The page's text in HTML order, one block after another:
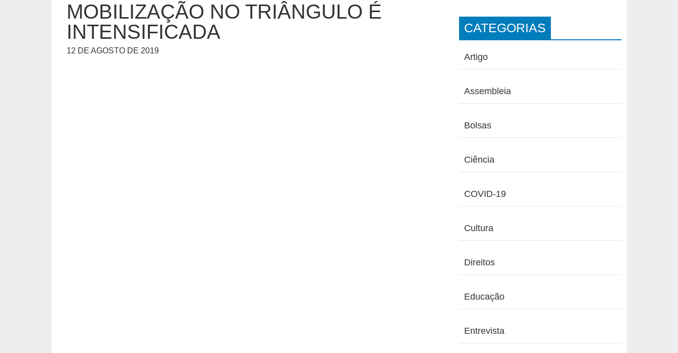
MOBILIZAÇÃO NO TRIÂNGULO É
INTENSIFICADA
12 DE AGOSTO DE 2019
CATEGORIAS
Artigo
Assembleia
Bolsas
Ciência
COVID-19
Cultura
Direitos
Educação
Entrevista